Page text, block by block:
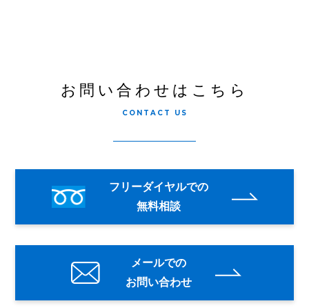
お問い合わせはこちら
CONTACT US
フリーダイヤルでの
無料相談
メールでの
お問い合わせ